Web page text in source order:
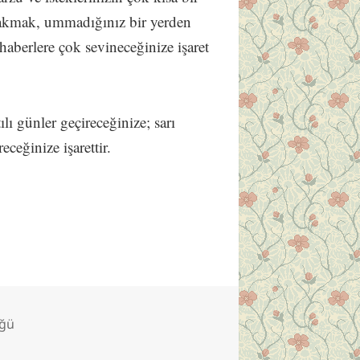
ummadığınız bir yerden
çok sevineceğinize işaret
günler geçireceğinize; sarı
işarettir.